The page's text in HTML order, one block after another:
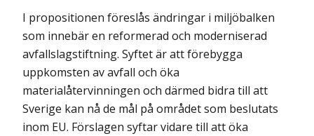
I propositionen föreslås ändringar i miljöbalken
som innebär en reformerad och moderniserad
avfallslagstiftning. Syftet är att förebygga
uppkomsten av avfall och öka
materialåtervinningen och därmed bidra till att
Sverige kan nå de mål på området som beslutats
inom EU. Förslagen syftar vidare till att öka